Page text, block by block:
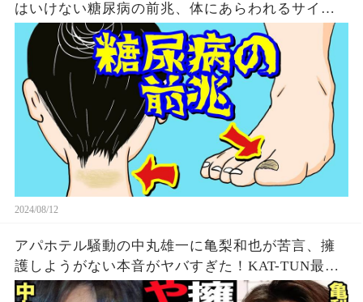
はいけない糖尿病の前兆、体にあらわれるサイン
とは？
2024/08/12
アパホテル騒動の中丸雄一に亀梨和也が苦言、擁
護しようがない本音がヤバすぎた！KAT-TUN最初
期の若い頃から見てきた本性に驚愕…【芸能】